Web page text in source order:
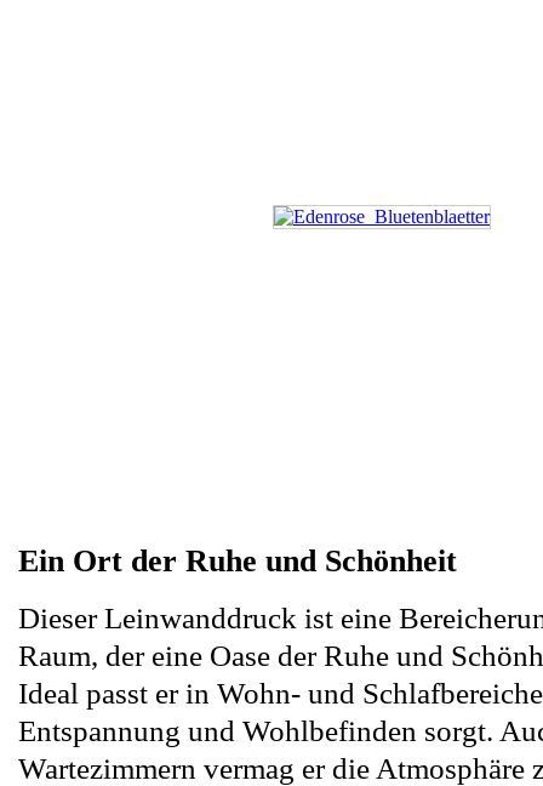
Ein Ort der Ruhe und Schönheit
Dieser Leinwanddruck ist eine
Raum, der eine Oase der Ruhe und
Ideal passt er in Wohn- und
Entspannung und Wohlbefinden sorgt.
Wartezimmern vermag er die Atmosphäre